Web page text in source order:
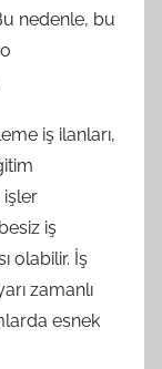
nedenle, bu
iş ilanları,
işler
iş
olabilir. İş
zamanlı
esnek